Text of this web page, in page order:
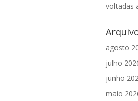
voltadas
agosto
julho
junho
maio